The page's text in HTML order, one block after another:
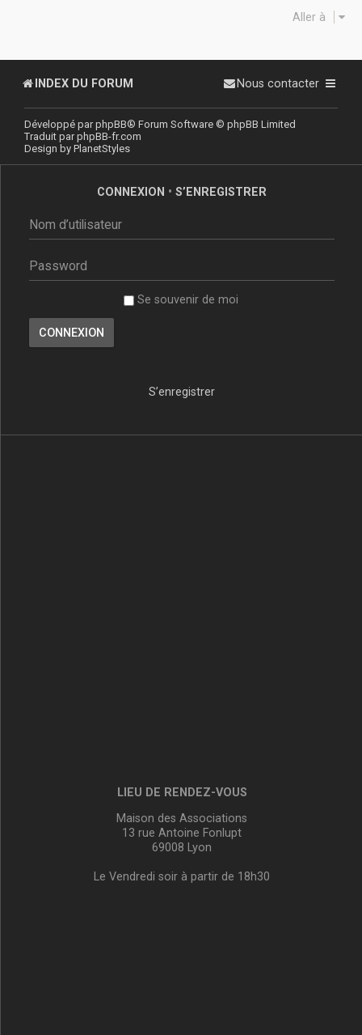
Aller à
INDEX DU FORUM Nous contacter
Développé parphpBB® Forum Software © phpBB Limited
Traduit parphpBB-fr.com
Design by PlanetStyles
CONNEXION • S’ENREGISTRER
Se souvenir de moi
S’enregistrer
LIEU DE RENDEZ-VOUS
Maison des Associations
13 rue Antoine Fonlupt
69008 Lyon
Le Vendredi soir à partir de 18h30